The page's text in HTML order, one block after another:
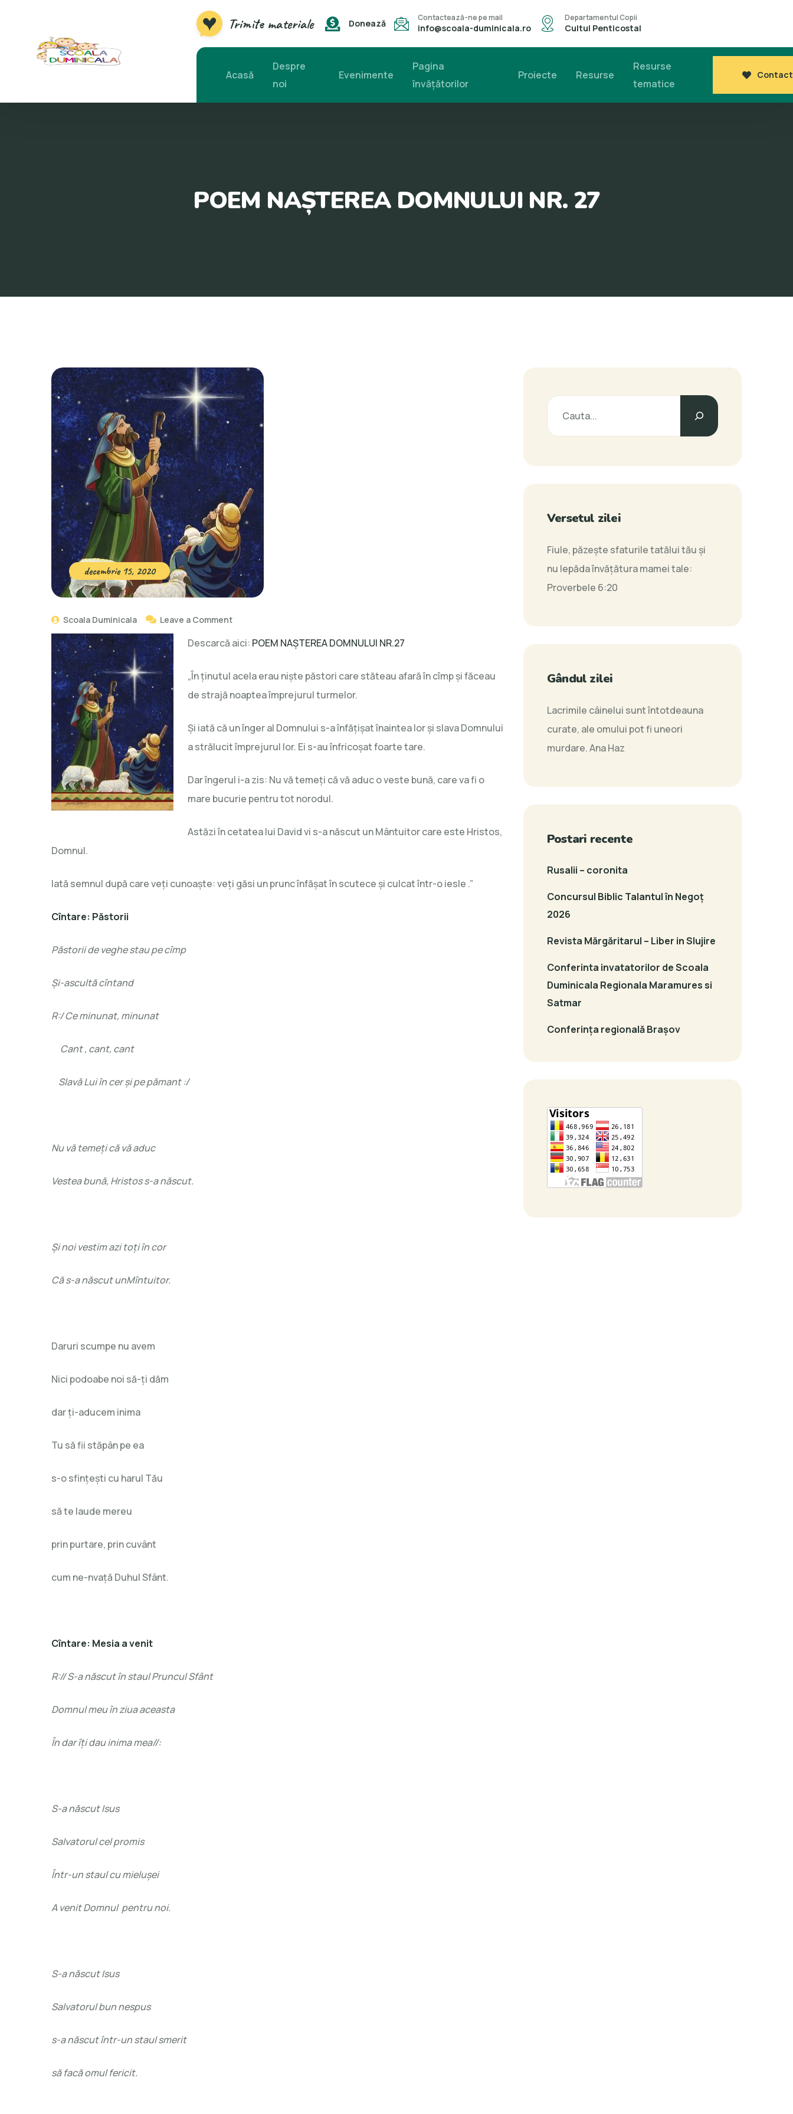
Trimite materiale Donează
Contactează-ne pe mail
info@scoala-duminicala.ro
Departamentul Copii
Cultul Penticostal
Acasă
Despre
noi
Evenimente
Pagina
învăţătorilor
Proiecte Resurse
Resurse
tematice
Contact
POEM NAȘTEREA DOMNULUI NR. 27
decembrie 15, 2020
Scoala Duminicala Leave a Comment
Descarcă aici: POEM NAȘTEREA DOMNULUI NR.27
„În ținutul acela erau niște păstori care stăteau afară în cîmp și făceau
de strajă noaptea împrejurul turmelor.
Și iată că un înger al Domnului s-a înfățișat înaintea lor și slava Domnului
a strălucit împrejurul lor. Ei s-au înfricoșat foarte tare.
Dar îngerul i-a zis: Nu vă temeți că vă aduc o veste bună, care va fi o
mare bucurie pentru tot norodul.
Astăzi în cetatea lui David vi s-a născut un Mântuitor care este Hristos,
Domnul.
Iată semnul după care veți cunoaște: veți găsi un prunc înfășat în scutece și culcat într-o iesle .”
Cîntare: Păstorii
Păstorii de veghe stau pe cîmp
Și-ascultă cîntand
R:/ Ce minunat, minunat
Cant , cant, cant
Slavă Lui în cer și pe pămant :/
Nu vă temeți că vă aduc
Vestea bună, Hristos s-a născut.
Și noi vestim azi toți în cor
Că s-a născut unMîntuitor.
Daruri scumpe nu avem
Nici podoabe noi să-ți dăm
dar ți-aducem inima
Tu să fii stăpân pe ea
s-o sfințești cu harul Tău
să te laude mereu
prin purtare, prin cuvânt
cum ne-nvață Duhul Sfânt.
Cîntare: Mesia a venit
R:// S-a născut în staul Pruncul Sfânt
Domnul meu în ziua aceasta
În dar îți dau inima mea//:
S-a născut Isus
Salvatorul cel promis
Într-un staul cu mielușei
A venit Domnul pentru noi.
S-a născut Isus
Salvatorul bun nespus
s-a născut într-un staul smerit
să facă omul fericit.
Versetul zilei
Fiule, păzeşte sfaturile tatălui tău şi
nu lepăda învăţătura mamei tale:
Proverbele 6:20
Gândul zilei
Lacrimile câinelui sunt întotdeauna
curate, ale omului pot fi uneori
murdare.Ana Haz
Postari recente
Rusalii – coronita
Concursul Biblic Talantul în Negoț
2026
Revista Mărgăritarul – Liber in Slujire
Conferinta invatatorilor de Scoala
Duminicala Regionala Maramures si
Satmar
Conferința regională Brașov